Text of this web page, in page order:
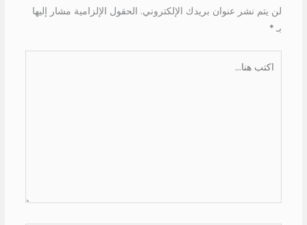
لن يتم نشر عنوان بريدك الإلكتروني. الحقول الإلزامية مشار إليها
بـ *